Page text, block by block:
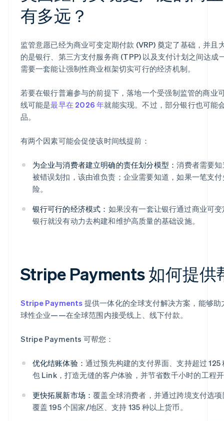
有多远？
监管意愿已经为商业可变定期付款 (VRP) 奠定了基础，并且
的是银行、第三方支付服务商 (TPP) 以及支付计划之间达成
需要一套能让强制性商业框架切实可行的经济机制。
若要在银行普遍参与的前提下，落地一个受强制监管的商业
线可能是最早在 2026 年就能实现。不过，部分银行也可能
品。
有两个因素可能会促使该时间线提前：
为企业与消费者建立明确的责任划分模型：消费者需要
被错误划扣，该由谁负责；企业需要知道，如果一笔支
险。
银行可行的经济模式： 如果没有一套让银行通过商业可
银行就没有动力去构建和维护高质量的基础设施。
Stripe Payments 如何提供
Stripe Payments 提供一体化的全球支付解决方案，能够
球性企业——在全球范围内接受线上、线下付款。
Stripe Payments 可帮您：
优化结账体验： 通过预先构建的支付界面、支持超过
包 Link，打造无缝的客户体验，并节省数千小时的工程
更快拓展新市场：覆盖全球消费者，并通过跨境支付选
覆盖 195 个国家/地区、支持 135 种以上货币。
阿联酋
English
爱尔兰
English